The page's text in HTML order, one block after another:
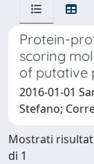
Protein-
scoring
of putative
2016-01-01
Stefano;
Mostrati
di 1